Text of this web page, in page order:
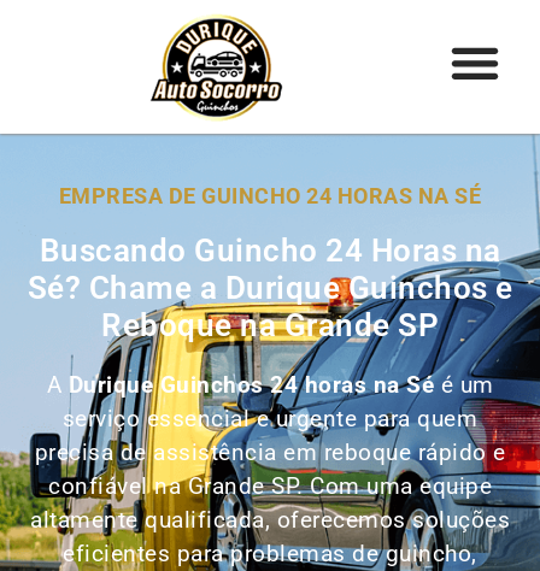
EMPRESA DE GUINCHO 24 HORAS NA SÉ
Buscando Guincho 24 Horas na
Sé? Chame a Durique Guinchos e
Reboque na Grande SP
A Durique Guinchos 24 horas na Séé um
serviço essencial e urgente para quem
precisa de assistência em reboque rápido e
confiável na Grande SP. Com uma equipe
altamente qualificada, oferecemos soluções
eficientes para problemas de guincho,